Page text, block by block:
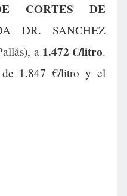
CORTES DE
DR. SANCHEZ
a 1.472 €/litro.
1.847 €/litro y el